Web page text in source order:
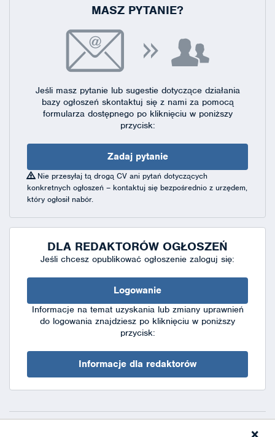
MASZ PYTANIE?
Jeśli masz pytanie lub sugestie dotyczące działania
bazy ogłoszeń skontaktuj się z nami za pomocą
formularza dostępnegopo kliknięciu w poniższy
przycisk:
Zadaj pytanie
Nie przesyłaj tą drogą CV ani pytań dotyczących
konkretnych ogłoszeń – kontaktuj się bezpośrednio z urzędem,
który ogłosił nabór.
DLA REDAKTORÓW OGŁOSZEŃ
Jeśli chcesz opublikować ogłoszenie zaloguj się:
Logowanie
Informacje na temat uzyskania lub zmiany uprawnień
do logowania znajdziesz po kliknięciu w poniższy
przycisk:
Informacje dla redaktorów
XML